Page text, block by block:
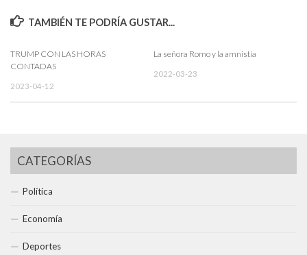
TAMBIÉN TE PODRÍA GUSTAR...
TRUMP CON LAS HORAS
CONTADAS
2023-04-12
La señora Romo y la amnistía
2022-03-23
CATEGORÍAS
Política
Economía
Deportes